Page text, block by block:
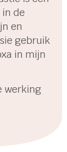
de
en
gebruik
in mijn
werking